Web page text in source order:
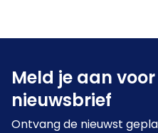
Meld je aan
nieuwsbrief
Ontvang de nieuwst